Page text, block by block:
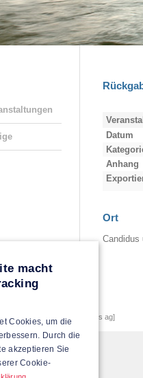
Datum
Anhang
Ort
Candidus
by achermann ict-services ag]
macht
Cookies, um die
Durch die
akzeptieren Sie
Cookie-